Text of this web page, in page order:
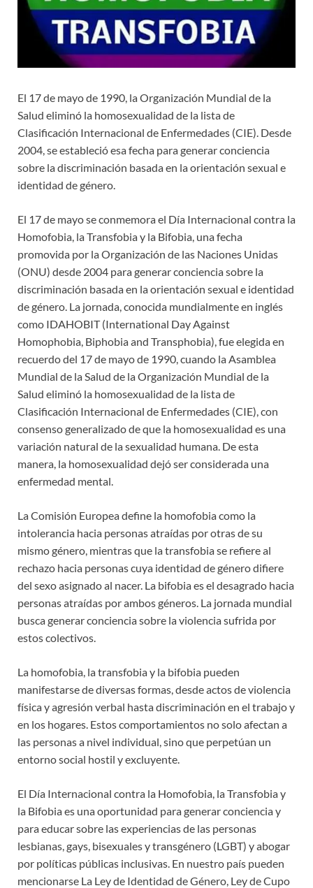
El 17 de mayo de 1990, la Organización Mundial de la
Salud eliminó la homosexualidad de la lista de
Clasificación Internacional de Enfermedades (CIE). Desde
2004, se estableció esa fecha para generar conciencia
sobre la discriminación basada en la orientación sexual e
identidad de género.
El 17 de mayo se conmemora el Día Internacional contra la
Homofobia, la Transfobia y la Bifobia, una fecha
promovida por la Organización de las Naciones Unidas
(ONU) desde 2004 para generar conciencia sobre la
discriminación basada en la orientación sexual e identidad
de género. La jornada, conocida mundialmente en inglés
como IDAHOBIT (International Day Against
Homophobia, Biphobia and Transphobia), fue elegida en
recuerdo del 17 de mayo de 1990, cuando la Asamblea
Mundial de la Salud de la Organización Mundial de la
Salud eliminó la homosexualidad de la lista de
Clasificación Internacional de Enfermedades (CIE), con
consenso generalizado de que la homosexualidad es una
variación natural de la sexualidad humana. De esta
manera, la homosexualidad dejó ser considerada una
enfermedad mental.
La Comisión Europea define la homofobia como la
intolerancia hacia personas atraídas por otras de su
mismo género, mientras que la transfobia se refiere al
rechazo hacia personas cuya identidad de género difiere
del sexo asignado al nacer. La bifobia es el desagrado hacia
personas atraídas por ambos géneros. La jornada mundial
busca generar conciencia sobre la violencia sufrida por
estos colectivos.
La homofobia, la transfobia y la bifobia pueden
manifestarse de diversas formas, desde actos de violencia
física y agresión verbal hasta discriminación en el trabajo y
en los hogares. Estos comportamientos no solo afectan a
las personas a nivel individual, sino que perpetúan un
entorno social hostil y excluyente.
El Día Internacional contra la Homofobia, la Transfobia y
la Bifobia es una oportunidad para generar conciencia y
para educar sobre las experiencias de las personas
lesbianas, gays, bisexuales y transgénero (LGBT) y abogar
por políticas públicas inclusivas. En nuestro país pueden
mencionarse La Ley de Identidad de Género, Ley de Cupo